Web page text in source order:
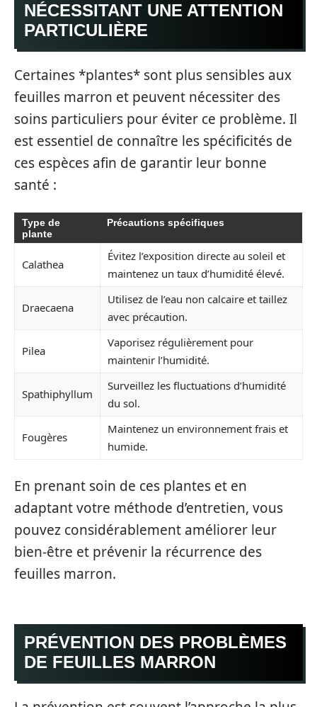
NÉCESSITANT UNE ATTENTION
PARTICULIÈRE
Certaines *plantes* sont plus sensibles aux
feuilles marron et peuvent nécessiter des
soins particuliers pour éviter ce problème. Il
est essentiel de connaître les spécificités de
ces espèces afin de garantir leur bonne
santé :
Type de
plante
Précautions spécifiques
Calathea
Évitez l’exposition directe au soleil et
maintenez un taux d’humidité élevé.
Draecaena
Utilisez de l’eau non calcaire et taillez
avec précaution.
Pilea
Vaporisez régulièrement pour
maintenir l’humidité.
Spathiphyllum
Surveillez les fluctuations d’humidité
du sol.
Fougères
Maintenez un environnement frais et
humide.
En prenant soin de ces plantes et en
adaptant votre méthode d’entretien, vous
pouvez considérablement améliorer leur
bien-être et prévenir la récurrence des
feuilles marron.
PRÉVENTION DES PROBLÈMES
DE FEUILLES MARRON